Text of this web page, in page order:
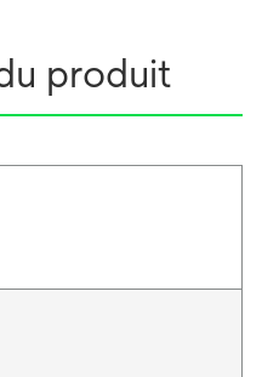
produit